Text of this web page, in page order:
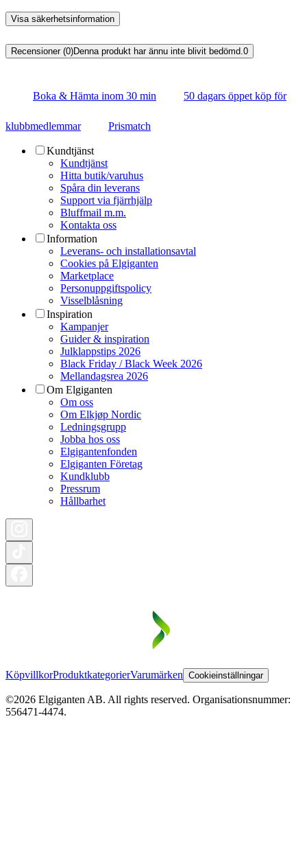
Visa säkerhetsinformation
Recensioner (0)Denna produkt har ännu inte blivit bedömd.0
Boka & Hämta inom 30 min 50 dagars öppet köp för
klubbmedlemmar Prismatch
Kundtjänst
Kundtjänst
Hitta butik/varuhus
Spåra din leverans
Support via fjärrhjälp
Bluffmail m.m.
Kontakta oss
Information
Leverans- och installationsavtal
Cookies på Elgiganten
Marketplace
Personuppgiftspolicy
Visselblåsning
Inspiration
Kampanjer
Guider & inspiration
Julklappstips 2026
Black Friday / Black Week 2026
Mellandagsrea 2026
Om Elgiganten
Om oss
Om Elkjøp Nordic
Ledningsgrupp
Jobba hos oss
Elgigantenfonden
Elgiganten Företag
Kundklubb
Pressrum
Hållbarhet
KöpvillkorProduktkategorierVarumärken Cookieinställningar
©2026 Elgiganten AB. All rights reserved. Organisationsnummer:
556471-4474.